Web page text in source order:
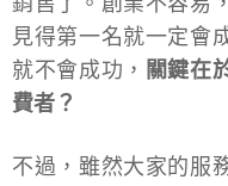
見得第一名就一定會
就不會成功， 關鍵在
費者？
不過，雖然大家的服